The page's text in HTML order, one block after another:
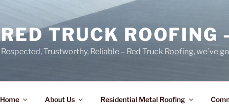
RED TRUCK ROOFING
Respected, Trustworthy, Reliable – Red Truck Roofing, we’ve
Home About Us Residential Metal Roofing